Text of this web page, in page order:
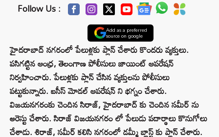
Follow Us :
Add as a preferred
source on google
హైదరాబాద్ నగరంలో పేలుళ్లకు ప్లాన్ చేశారు కొందరు వ్యక్తులు.
పసిగట్టిన ఆంధ్ర, తెలంగాణ పోలీసులు జాయింట్ ఆపరేషన్
నిర్వహించారు. పేలుళ్లకు ప్లాన్ చేసిన వ్యక్తులను పోలీసులు
పట్టుకున్నారు. ఐసీస్ మోడల్ ఆపరేషన్ ని భగ్నం చేశారు.
విజయనగరంకు చెందిన సిరాజ్, హైదరాబాద్ కు చెందిన సమీర్ ను
అరెస్టు చేశారు. సిరాజ్ విజయనగరం లో పేలుడు పదార్థాలు కొనుగోలు
చేశాడు. శిరాజ్, సమీర్ కలిసి నగరంలో డమ్మీ బ్లాస్ట్ కు ప్లాన్ చేశారు.